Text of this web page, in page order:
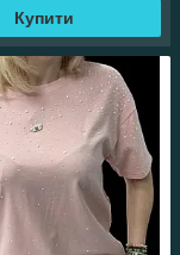
Купити